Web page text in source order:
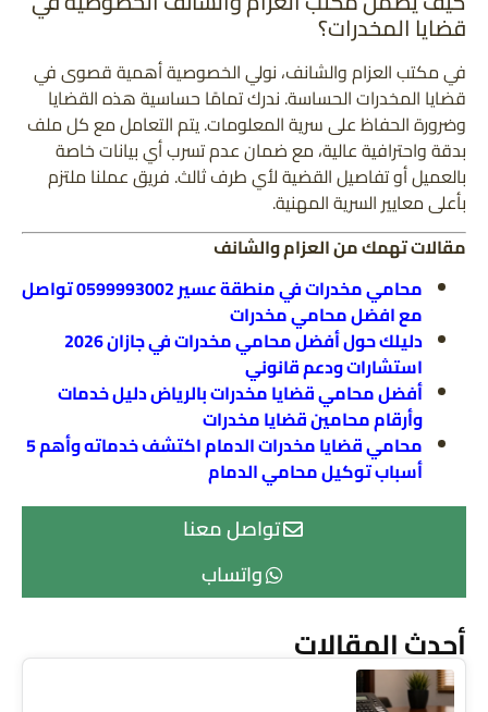
تواصل معنا
واتساب
أحدث المقالات
قضايا المخدرات؟
في مكتب العزام والشانف، نولي الخصوصية أهمية قصوى في
قضايا المخدرات الحساسة. ندرك تمامًا حساسية هذه القضايا
وضرورة الحفاظ على سرية المعلومات. يتم التعامل مع كل ملف
بدقة واحترافية عالية، مع ضمان عدم تسرب أي بيانات خاصة
بالعميل أو تفاصيل القضية لأي طرف ثالث. فريق عملنا ملتزم
بأعلى معايير السرية المهنية.
مقالات تهمك من العزام والشانف
محامي مخدرات في منطقة عسير 0599993002 تواصل
مع افضل محامي مخدرات
دليلك حول أفضل محامي مخدرات في جازان 2026
استشارات ودعم قانوني
أفضل محامي قضايا مخدرات بالرياض دليل خدمات
وأرقام محامين قضايا مخدرات
محامي قضايا مخدرات الدمام اكتشف خدماته وأهم 5
أسباب توكيل محامي الدمام